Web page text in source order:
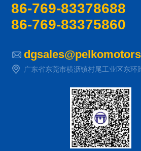
86-769-83378688
86-769-83375860
广东省东莞市横沥镇村尾工业区东